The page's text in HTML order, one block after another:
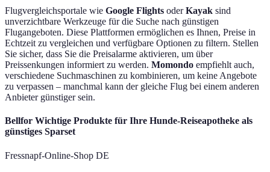
Flugvergleichsportale wie Google Flights oderKayak sind
unverzichtbare Werkzeuge für die Suche nach günstigen
Flugangeboten. Diese Plattformen ermöglichen es Ihnen, Preise in
Echtzeit zu vergleichen und verfügbare Optionen zu filtern. Stellen
Sie sicher, dass Sie die Preisalarme aktivieren, um über
Preissenkungen informiert zu werden. Momondo empfiehlt auch,
verschiedene Suchmaschinen zu kombinieren, um keine Angebote
zu verpassen – manchmal kann der gleiche Flug bei einem anderen
Anbieter günstiger sein.
Bellfor Wichtige Produkte für Ihre Hunde-Reiseapotheke als
günstiges Sparset
Fressnapf-Online-Shop DE